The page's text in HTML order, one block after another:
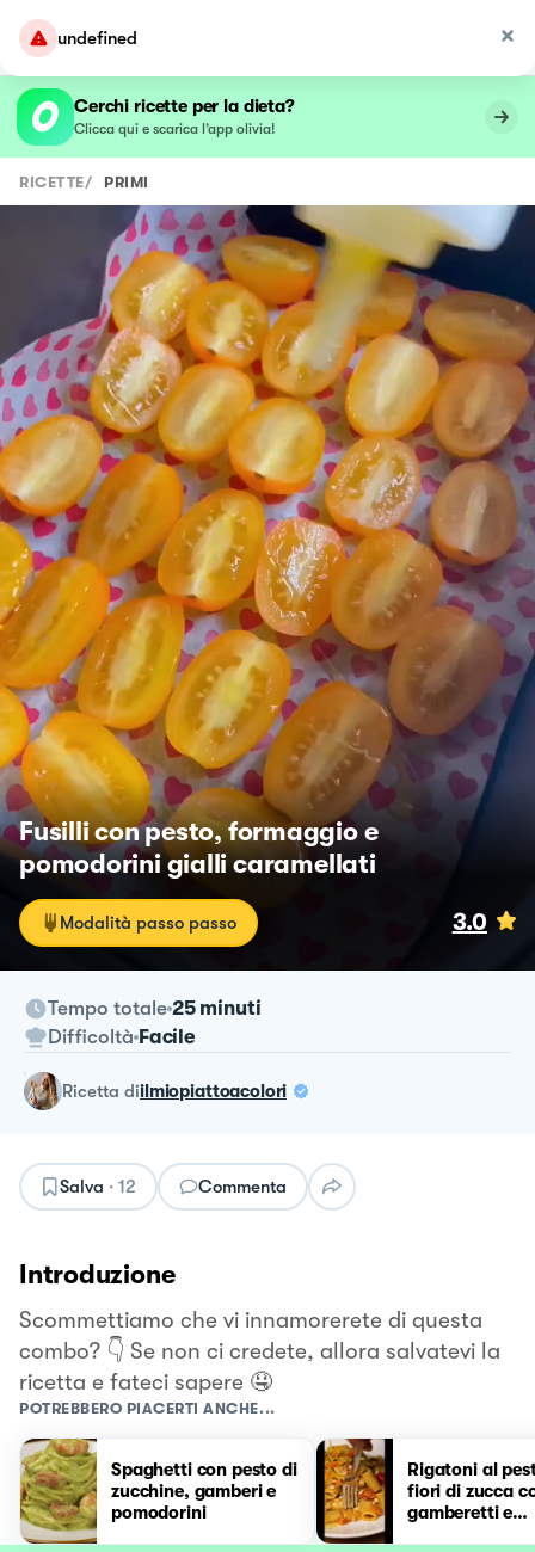
undefined
Cerchi ricette per la dieta?
Clicca qui e scarica l’app olivia!
RICETTE/ PRIMI
Fusilli con pesto, formaggio e
pomodorini gialli caramellati
Modalità passo passo 3.0
Tempo totale 25 minuti
Difficoltà Facile
ricetta diilmiopiattoacolori
Salva · 12 Commenta
Introduzione
Scommettiamo che vi innamorerete di questa
combo? 👇 Se non ci credete, allora salvatevi la
ricetta e fateci sapere 🤤
POTREBBERO PIACERTI ANCHE...
Spaghetti con pesto di
zucchine, gamberi e
pomodorini
Rigatoni al
fiori di zucca
gamberetti e